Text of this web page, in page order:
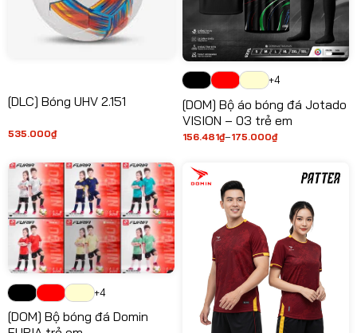
[DLC] Bóng UHV 2.151
535.000₫
+4
[DOM] Bộ áo bóng đá Jotado
VISION – 03 trẻ em
156.481₫–175.000₫
Khoảng
156.481₫
đến
175.000₫
+4
[DOM] Bộ bóng đá Domin